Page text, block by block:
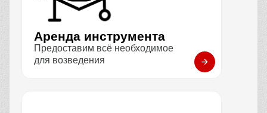
Аренда инструмента
Предоставим всё необходимое
для возведения